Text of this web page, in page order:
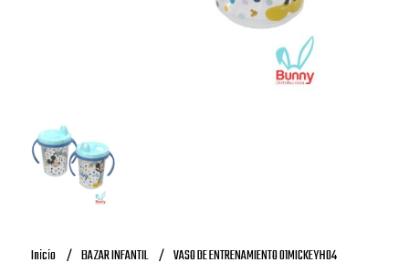
Inicio BAZAR INFANTIL VASO DE ENTRENAMIENTO 01MICKEYH04